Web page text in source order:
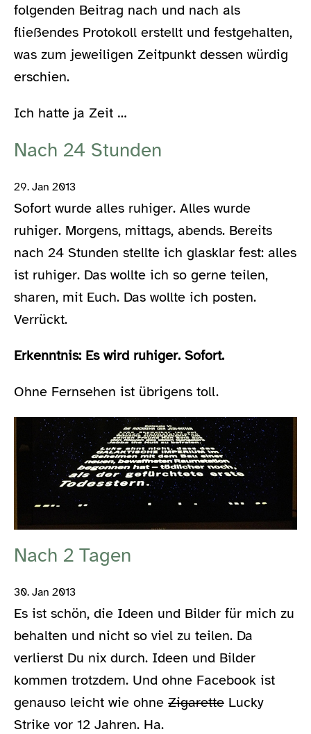
folgenden Beitrag nach und nach als
fließendes Protokoll erstellt und festgehalten,
was zum jeweiligen Zeitpunkt dessen würdig
erschien.
Ich hatte ja Zeit …
Nach 24 Stunden
29. Jan 2013
Sofort wurde alles ruhiger. Alles wurde
ruhiger. Morgens, mittags, abends. Bereits
nach 24 Stunden stellte ich glasklar fest: alles
ist ruhiger. Das wollte ich so gerne teilen,
sharen, mit Euch. Das wollte ich posten.
Verrückt.
Erkenntnis: Es wird ruhiger. Sofort.
Ohne Fernsehen ist übrigens toll.
Nach 2 Tagen
30. Jan 2013
Es ist schön, die Ideen und Bilder für mich zu
behalten und nicht so viel zu teilen. Da
verlierst Du nix durch. Ideen und Bilder
kommen trotzdem. Und ohne Facebook ist
genauso leicht wie ohne Zigarette Lucky
Strike vor 12 Jahren. Ha.